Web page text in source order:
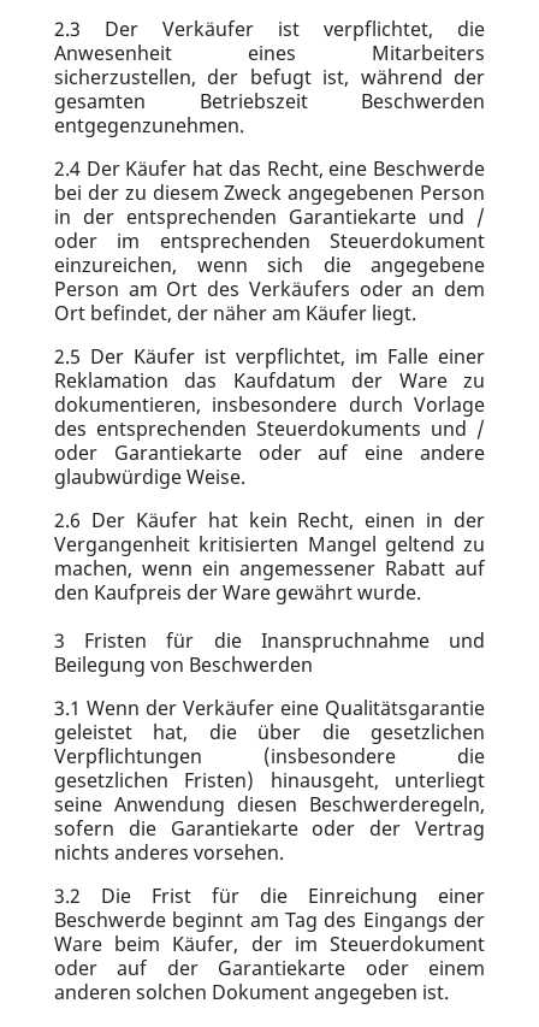
2.3 Der Verkäufer ist verpflichtet, die
Anwesenheit eines Mitarbeiters
sicherzustellen, der befugt ist, während der
gesamten Betriebszeit Beschwerden
entgegenzunehmen.
2.4 Der Käufer hat das Recht, eine Beschwerde
bei der zu diesem Zweck angegebenen Person
in der entsprechenden Garantiekarte und /
oder im entsprechenden Steuerdokument
einzureichen, wenn sich die angegebene
Person am Ort des Verkäufers oder an dem
Ort befindet, der näher am Käufer liegt.
2.5 Der Käufer ist verpflichtet, im Falle einer
Reklamation das Kaufdatum der Ware zu
dokumentieren, insbesondere durch Vorlage
des entsprechenden Steuerdokuments und /
oder Garantiekarte oder auf eine andere
glaubwürdige Weise.
2.6 Der Käufer hat kein Recht, einen in der
Vergangenheit kritisierten Mangel geltend zu
machen, wenn ein angemessener Rabatt auf
den Kaufpreis der Ware gewährt wurde.
3 Fristen für die Inanspruchnahme und
Beilegung von Beschwerden
3.1 Wenn der Verkäufer eine Qualitätsgarantie
geleistet hat, die über die gesetzlichen
Verpflichtungen (insbesondere die
gesetzlichen Fristen) hinausgeht, unterliegt
seine Anwendung diesen Beschwerderegeln,
sofern die Garantiekarte oder der Vertrag
nichts anderes vorsehen.
3.2 Die Frist für die Einreichung einer
Beschwerde beginnt am Tag des Eingangs der
Ware beim Käufer, der im Steuerdokument
oder auf der Garantiekarte oder einem
anderen solchen Dokument angegeben ist.